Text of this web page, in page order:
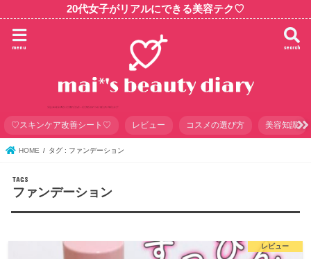
20代女子がリアルにできる美容テク♡
search
menu
♡スキンケア改善シート♡ レビュー コスメの選び方 美容知識
HOME タグ : ファンデーション
ファンデーション
レビュー